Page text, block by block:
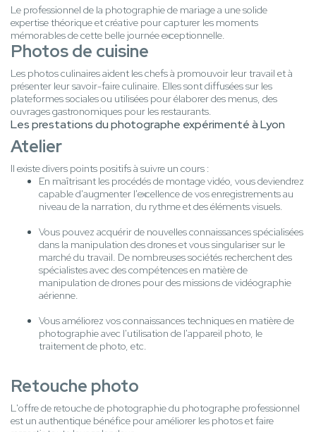
Le professionnel de la photographie de mariage a une solide
expertise théorique et créative pour capturer les moments
mémorables de cette belle journée exceptionnelle.
Photos de cuisine
Les photos culinaires aident les chefs à promouvoir leur travail et à
présenter leur savoir-faire culinaire. Elles sont diffusées sur les
plateformes sociales ou utilisées pour élaborer des menus, des
ouvrages gastronomiques pour les restaurants.
Les prestations du photographe expérimenté à Lyon
Atelier
Il existe divers points positifs à suivre un cours :
En maîtrisant les procédés de montage vidéo, vous deviendrez
capable d'augmenter l'excellence de vos enregistrements au
niveau de la narration, du rythme et des éléments visuels.
Vous pouvez acquérir de nouvelles connaissances spécialisées
dans la manipulation des drones et vous singulariser sur le
marché du travail. De nombreuses sociétés recherchent des
spécialistes avec des compétences en matière de
manipulation de drones pour des missions de vidéographie
aérienne.
Vous améliorez vos connaissances techniques en matière de
photographie avec l'utilisation de l'appareil photo, le
traitement de photo, etc.
Retouche photo
L'offre de retouche de photographie du photographe professionnel
est un authentique bénéfice pour améliorer les photos et faire